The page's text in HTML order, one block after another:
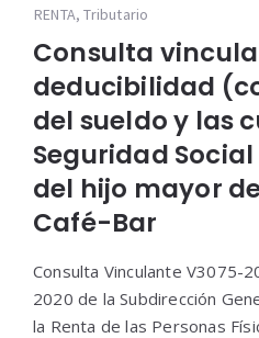
RENTA,Tributario
Consulta
deducibilidad
del sueldo y las
Seguridad
del hijo mayor
Café-Bar
Consulta Vinculante V3075-
2020 de la Subdirección
la Renta de las Personas